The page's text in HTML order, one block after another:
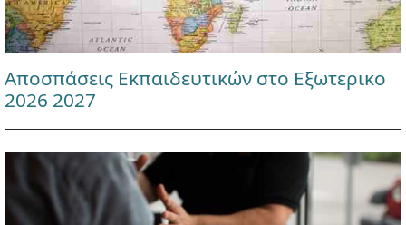
Αποσπάσεις Εκπαιδευτικών στο Εξωτερικο
2026 2027